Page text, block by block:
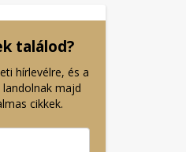
találod?
hírlevélre, és a
majd
cikkek.